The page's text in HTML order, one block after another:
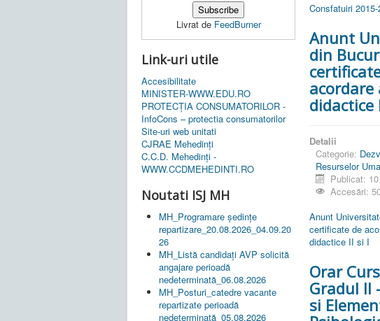
Livrat de FeedBurner
Link-uri utile
Accesibilitate
MINISTER-WWW.EDU.RO
PROTECȚIA CONSUMATORILOR -
InfoCons – protectia consumatorilor
Site-uri web unitati
CJRAE Mehedinți
C.C.D. Mehedinţi -
WWW.CCDMEHEDINTI.RO
Noutati ISJ MH
MH_Programare ședințe
repartizare_20.08.2026_04.09.20
26
MH_Listă candidați AVP solicită
angajare perioadă
nedeterminată_06.08.2026
MH_Posturi_catedre vacante
repartizate perioadă
nedeterminată_05.08.2026
Consfatuiri
Anunt
din
acordare
didactice
Detalii
Categorie:
Resurselor
Publicat:
Accesări:
Anunt
certificate de
didactice II si I
Orar
Gradul II
si